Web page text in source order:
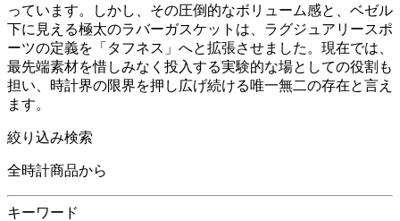
っています。しかし、その圧倒的なボリューム感と、ベゼル
下に見える極太のラバーガスケットは、ラグジュアリースポ
ーツの定義を「タフネス」へと拡張させました。現在では、
最先端素材を惜しみなく投入する実験的な場としての役割も
担い、時計界の限界を押し広げ続ける唯一無二の存在と言え
ます。
絞り込み検索
全時計商品から
キーワード